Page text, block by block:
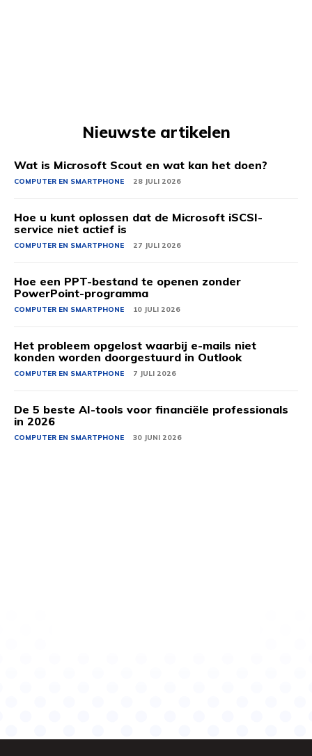
Nieuwste artikelen
Wat is Microsoft Scout en wat kan het doen?
COMPUTER EN SMARTPHONE 28 JULI 2026
Hoe u kunt oplossen dat de Microsoft iSCSI-
service niet actief is
COMPUTER EN SMARTPHONE 27 JULI 2026
Hoe een PPT-bestand te openen zonder
PowerPoint-programma
COMPUTER EN SMARTPHONE 10 JULI 2026
Het probleem opgelost waarbij e-mails niet
konden worden doorgestuurd in Outlook
COMPUTER EN SMARTPHONE 7 JULI 2026
De 5 beste AI-tools voor financiële professionals
in 2026
COMPUTER EN SMARTPHONE 30 JUNI 2026